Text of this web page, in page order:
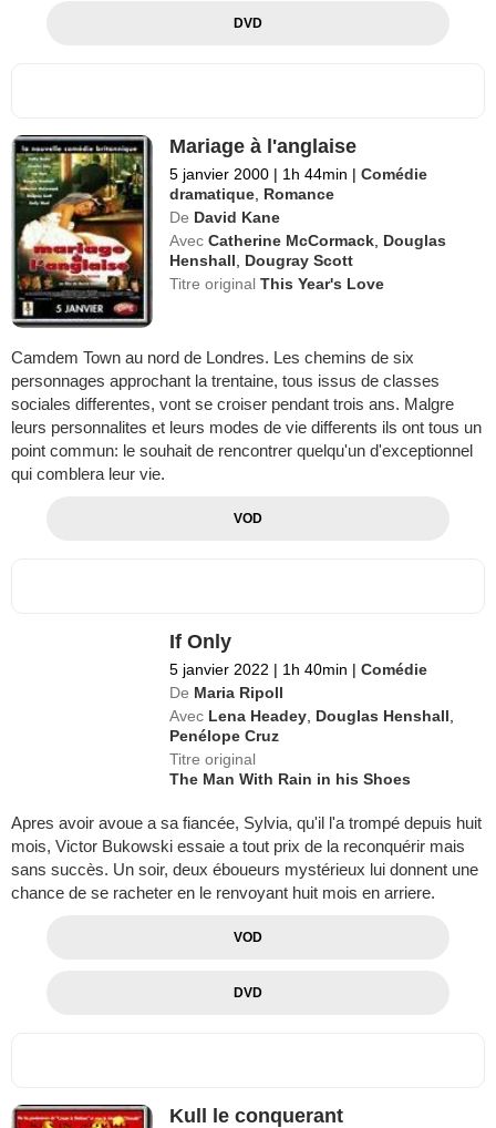
DVD
Mariage à l'anglaise
5 janvier 2000 | 1h 44min | Comédie
dramatique Romance
De David Kane
Avec Catherine McCormack Douglas
Henshall
Dougray Scott
Titre originalThis Year's Love
Camdem Town au nord de Londres. Les chemins de six
personnages approchant la trentaine, tous issus de classes
sociales differentes, vont se croiser pendant trois ans. Malgre
leurs personnalites et leurs modes de vie differents ils ont tous un
point commun: le souhait de rencontrer quelqu'un d'exceptionnel
qui comblera leur vie.
VOD
If Only
5 janvier 2022 | 1h 40min | Comédie
De Maria Ripoll
Avec Lena Headey Douglas Henshall
Penélope Cruz
Titre original
The Man With Rain in his Shoes
Apres avoir avoue a sa fiancée, Sylvia, qu'il l'a trompé depuis huit
mois, Victor Bukowski essaie a tout prix de la reconquérir mais
sans succès. Un soir, deux éboueurs mystérieux lui donnent une
chance de se racheter en le renvoyant huit mois en arriere.
VOD
DVD
Kull le conquerant